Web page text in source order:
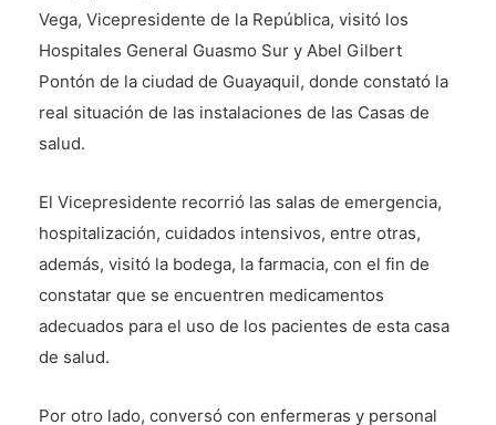
Vega, Vicepresidente de la República, visitó los
Hospitales General Guasmo Sur y Abel Gilbert
Pontón de la ciudad de Guayaquil, donde constató la
real situación de las instalaciones de las Casas de
salud.
El Vicepresidente recorrió las salas de emergencia,
hospitalización, cuidados intensivos, entre otras,
además, visitó la bodega, la farmacia, con el fin de
constatar que se encuentren medicamentos
adecuados para el uso de los pacientes de esta casa
de salud.
Por otro lado, conversó con enfermeras y personal